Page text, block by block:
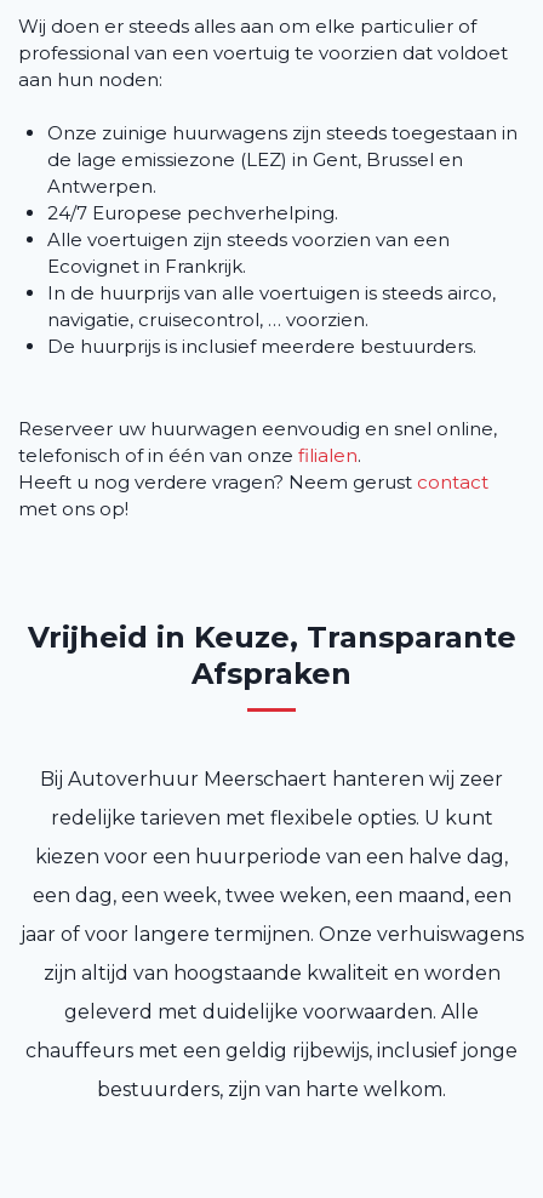
Wij doen er steeds alles aan om elke particulier of
professional van een voertuig te voorzien dat voldoet
aan hun noden:
Onze zuinige huurwagens zijn steeds toegestaan in
de lage emissiezone (LEZ) in Gent, Brussel en
Antwerpen.
24/7 Europese pechverhelping.
Alle voertuigen zijn steeds voorzien van een
Ecovignet in Frankrijk.
In de huurprijs van alle voertuigen is steeds airco,
navigatie, cruisecontrol, … voorzien.
De huurprijs is inclusief meerdere bestuurders.
Reserveer uw huurwagen eenvoudig en snel online,
telefonisch of in één van onze filialen.
Heeft u nog verdere vragen? Neem gerust contact
met ons op!
Vrijheid in Keuze, Transparante
Afspraken
Bij Autoverhuur Meerschaert hanteren wij zeer
redelijke tarieven met flexibele opties. U kunt
kiezen voor een huurperiode van een halve dag,
een dag, een week, twee weken, een maand, een
jaar of voor langere termijnen. Onze verhuiswagens
zijn altijd van hoogstaande kwaliteit en worden
geleverd met duidelijke voorwaarden. Alle
chauffeurs met een geldig rijbewijs, inclusief jonge
bestuurders, zijn van harte welkom.